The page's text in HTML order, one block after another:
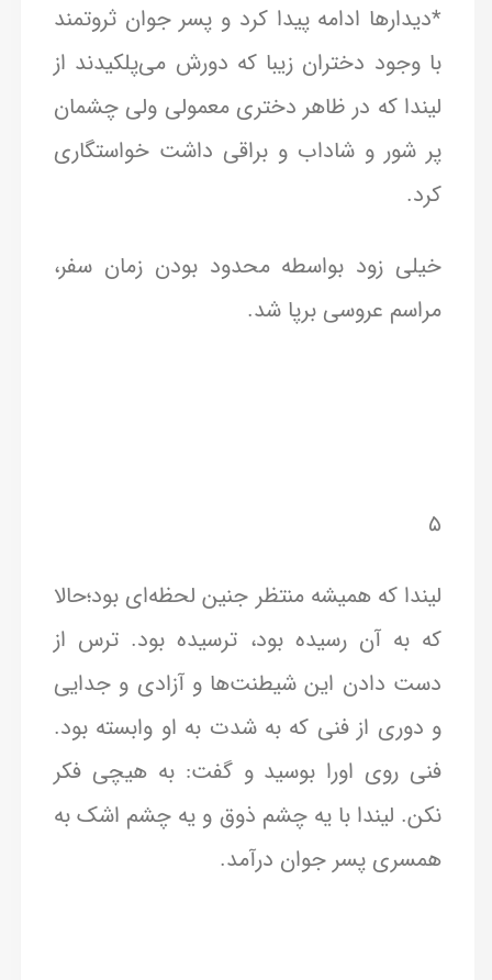
*دیدارها ادامه پیدا کرد و پسر جوان ثروتمند
با وجود دختران زیبا که دورش می‌پلکیدند از
لیندا که در ظاهر دختری معمولی ولی چشمان
پر شور و شاداب و براقی داشت خواستگاری
کرد.
خیلی زود بواسطه محدود بودن زمان سفر،
مراسم عروسی برپا شد.
۵
لیندا که همیشه منتظر جنین لحظه‌ای بود؛حالا
که به آن رسیده بود، ترسیده بود. ترس از
دست دادن این شیطنت‌ها و آزادی و جدایی
و دوری از فنی که به شدت به او وابسته بود.
فنی روی اورا بوسید و گفت: به هیچی فکر
نکن. لیندا با یه چشم ذوق و یه چشم اشک به
همسری پسر جوان درآمد.